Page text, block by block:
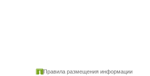
Правила размещения информации